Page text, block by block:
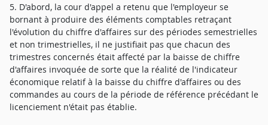
5. D'abord, la cour d'appel a retenu que l'employeur se
bornant à produire des éléments comptables retraçant
l'évolution du chiffre d'affaires sur des périodes semestrielles
et non trimestrielles, il ne justifiait pas que chacun des
trimestres concernés était affecté par la baisse de chiffre
d'affaires invoquée de sorte que la réalité de l'indicateur
économique relatif à la baisse du chiffre d'affaires ou des
commandes au cours de la période de référence précédant le
licenciement n'était pas établie.